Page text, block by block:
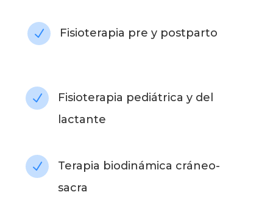
N Fisioterapia pre y postparto
N
Fisioterapia pediátrica y del
lactante
N
Terapia biodinámica cráneo-
sacra